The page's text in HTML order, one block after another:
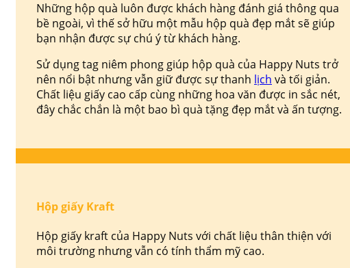
Những hộp quà luôn được khách hàng đánh giá thông qua
bề ngoài, vì thế sở hữu một mẫu hộp quà đẹp mắt sẽ giúp
bạn nhận được sự chú ý từ khách hàng.
Sử dụng tag niêm phong giúp hộp quà của Happy Nuts trở
nên nổi bật nhưng vẫn giữ được sự thanh lịch và tối giản.
Chất liệu giấy cao cấp cùng những hoa văn được in sắc nét,
đây chắc chắn là một bao bì quà tặng đẹp mắt và ấn tượng.
Hộp giấy Kraft
Hộp giấy kraft của Happy Nuts với chất liệu thân thiện với
môi trường nhưng vẫn có tính thẩm mỹ cao.